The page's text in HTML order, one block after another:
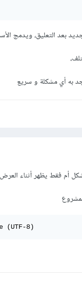
بعد التعليق، ويدمج
أم فقط يظهر أثناء
(UTF-8)